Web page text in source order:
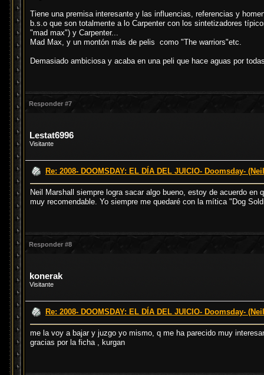
Tiene una premisa interesante y las influencias, referencias y
b.s.o que son totalmente a lo Carpenter con los sintetizadores
"mad max") y Carpenter...
Mad Max, y un montón más de pelis como "The warriors"etc.
Demasiado ambiciosa y acaba en una peli que hace aguas por
Responder #7
Lestat6996
Visitante
Re: 2008- DOOMSDAY: EL DÍA DEL JUICIO- Doomsday-
Neil Marshall siempre logra sacar algo bueno, estoy de acuerdo
muy recomendable. Yo siempre me quedaré con la mítica "Dog
Responder #8
konerak
Visitante
Re: 2008- DOOMSDAY: EL DÍA DEL JUICIO- Doomsday-
me la voy a bajar y juzgo yo mismo, q me ha parecido muy
gracias por la ficha , kurgan